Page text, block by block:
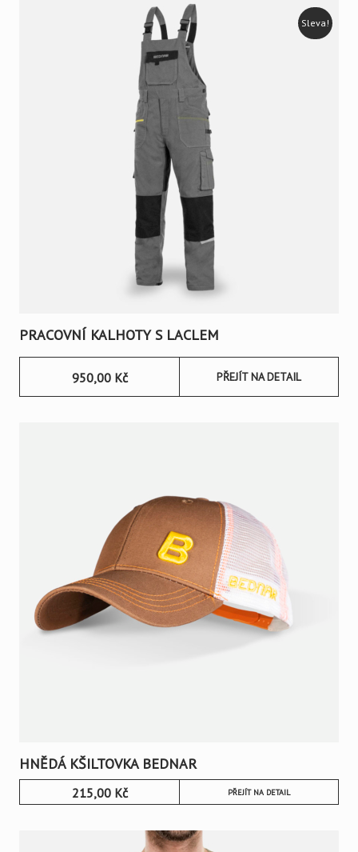
PRACOVNÍ KALHOTY S LACLEM
Sleva!
950,00 Kč PŘEJÍT NA DETAIL
HNĚDÁ KŠILTOVKA BEDNAR
215,00 Kč PŘEJÍT NA DETAIL